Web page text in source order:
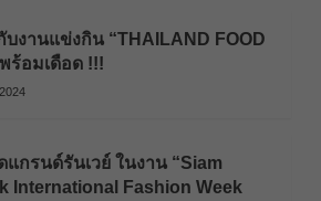
บงานแข่งกิน “THAILAND FOOD
ร้อมเดือด !!!
กรนด์รันเวย์ ในงาน “Siam
International Fashion Week